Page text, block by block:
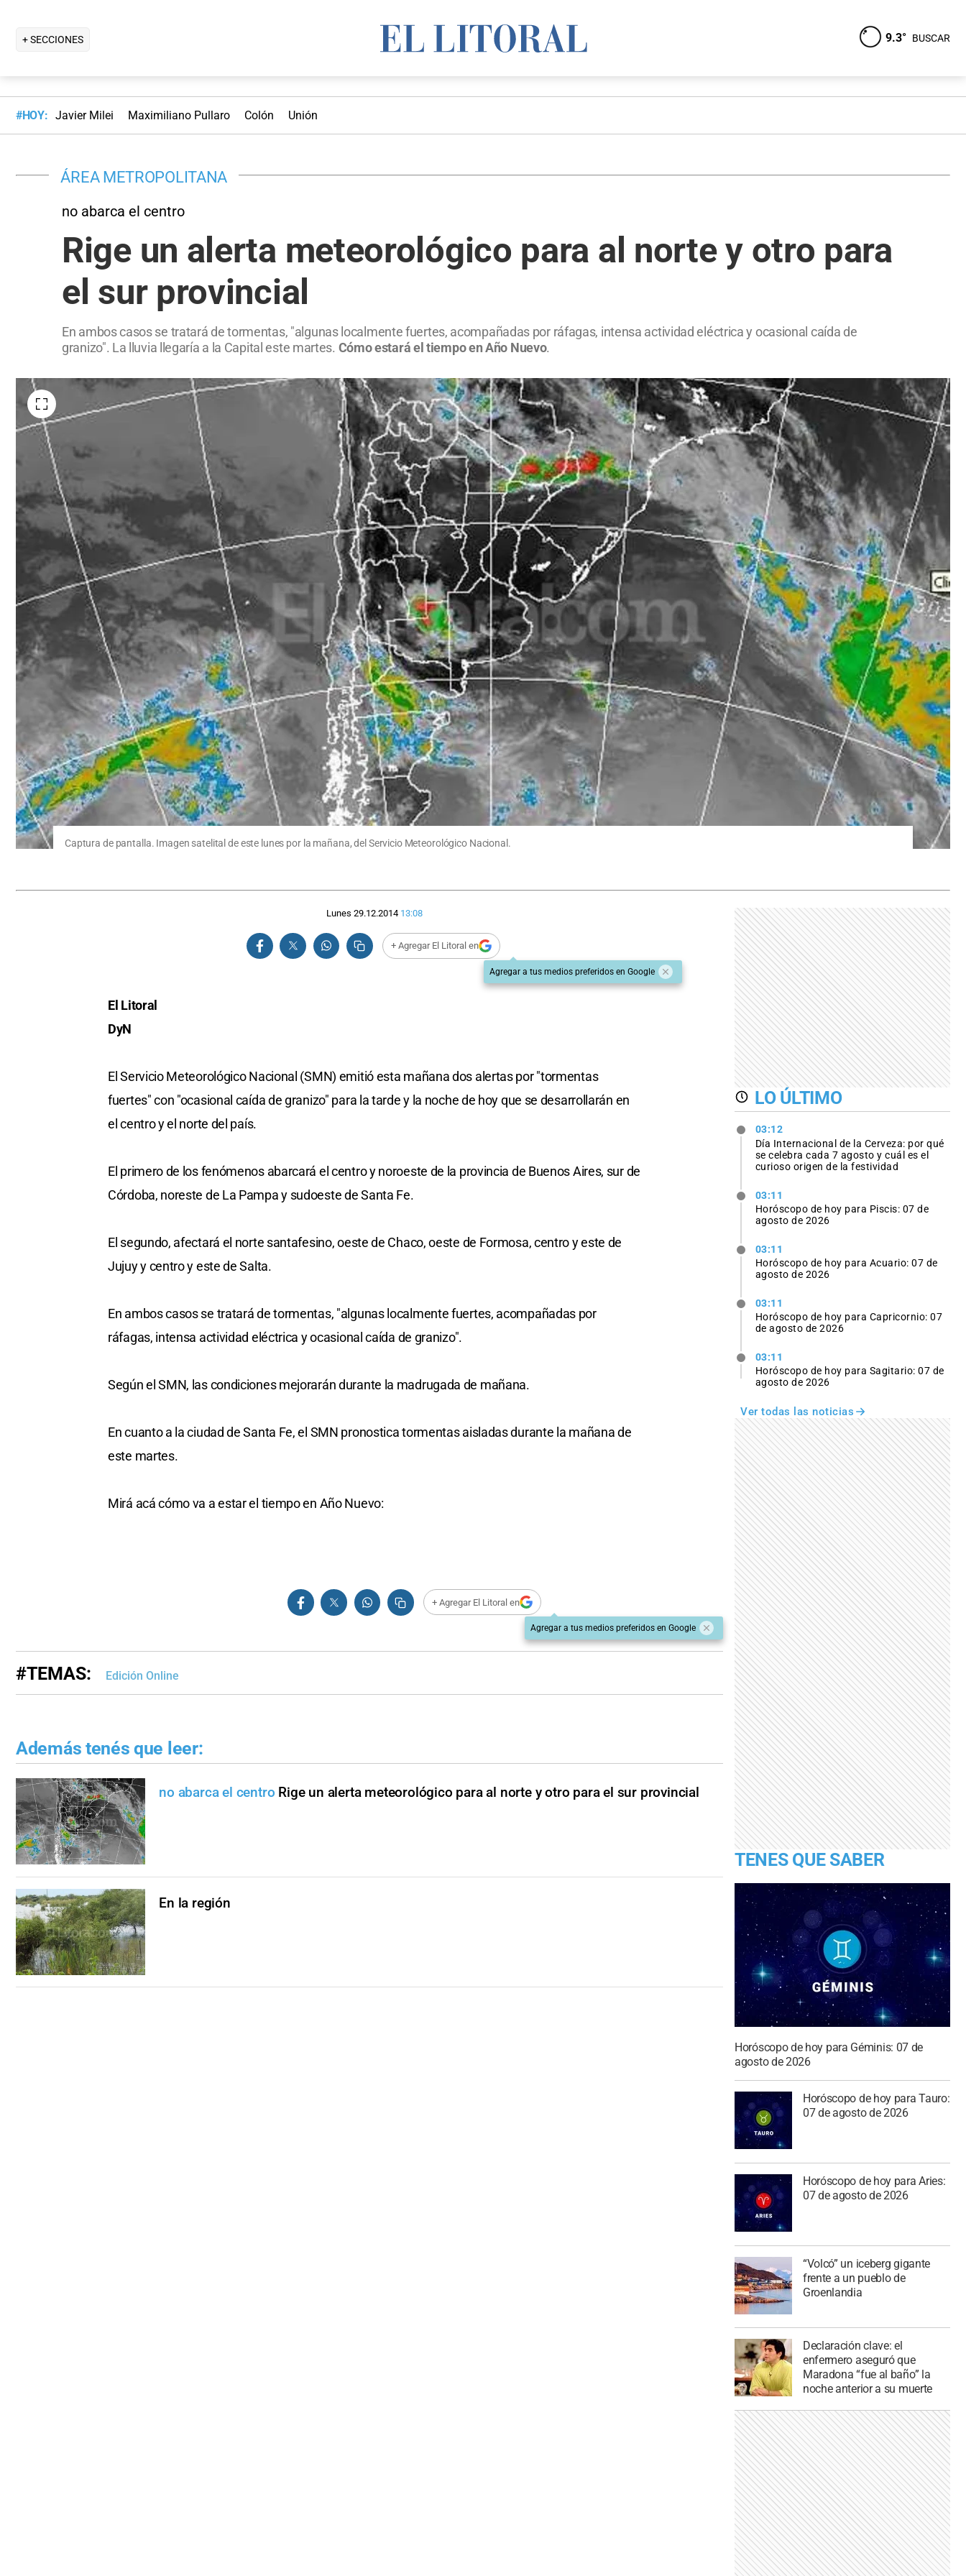
+ SECCIONES 9.3° BUSCAR
#HOY: Javier Milei Maximiliano Pullaro Colón Unión
ÁREA METROPOLITANA
no abarca el centro
Rige un alerta meteorológico para al norte y otro para
el sur provincial
En ambos casos se tratará de tormentas, "algunas localmente fuertes, acompañadas por ráfagas, intensa actividad eléctrica y ocasional caída de
granizo". La lluvia llegaría a la Capital este martes. Cómo estará el tiempo en Año Nuevo.
Captura de pantalla. Imagen satelital de este lunes por la mañana, del Servicio Meteorológico Nacional.
Lunes 29.12.2014 13:08
+ Agregar El Litoral en
Agregar a tus medios preferidos en Google
El Litoral
DyN
El Servicio Meteorológico Nacional (SMN) emitió esta mañana dos alertas por "tormentas
fuertes" con "ocasional caída de granizo" para la tarde y la noche de hoy que se desarrollarán en
el centro y el norte del país.
El primero de los fenómenos abarcará el centro y noroeste de la provincia de Buenos Aires, sur de
Córdoba, noreste de La Pampa y sudoeste de Santa Fe.
El segundo, afectará el norte santafesino, oeste de Chaco, oeste de Formosa, centro y este de
Jujuy y centro y este de Salta.
En ambos casos se tratará de tormentas, "algunas localmente fuertes, acompañadas por
ráfagas, intensa actividad eléctrica y ocasional caída de granizo".
Según el SMN, las condiciones mejorarán durante la madrugada de mañana.
En cuanto a la ciudad de Santa Fe, el SMN pronostica tormentas aisladas durante la mañana de
este martes.
Mirá acá cómo va a estar el tiempo en Año Nuevo:
+ Agregar El Litoral en
Agregar a tus medios preferidos en Google
#TEMAS: Edición Online
Además tenés que leer:
no abarca el centro Rige un alerta meteorológico para al norte y otro para el sur provincial
En la región
LO ÚLTIMO
03:12
Día Internacional de la Cerveza: por qué
se celebra cada 7 agosto y cuál es el
curioso origen de la festividad
03:11
Horóscopo de hoy para Piscis: 07 de
agosto de 2026
03:11
Horóscopo de hoy para Acuario: 07 de
agosto de 2026
03:11
Horóscopo de hoy para Capricornio: 07
de agosto de 2026
03:11
Horóscopo de hoy para Sagitario: 07 de
agosto de 2026
Ver todas las noticias
TENES QUE SABER
Horóscopo de hoy para Géminis: 07 de
agosto de 2026
Horóscopo de hoy para Tauro:
07 de agosto de 2026
Horóscopo de hoy para Aries:
07 de agosto de 2026
“Volcó” un iceberg gigante
frente a un pueblo de
Groenlandia
Declaración clave: el
enfermero aseguró que
Maradona “fue al baño” la
noche anterior a su muerte